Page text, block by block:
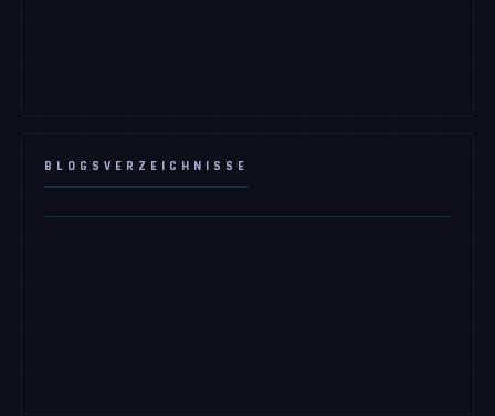
BLOGSVERZEICHNISSE